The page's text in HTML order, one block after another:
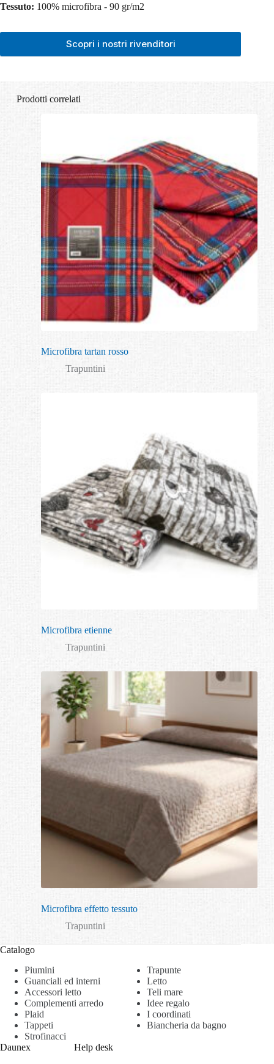
Tessuto: 100% microfibra - 90 gr/m2
Scopri i nostri rivenditori
Prodotti correlati
Microfibra tartan rosso
Trapuntini
Microfibra etienne
Trapuntini
Microfibra effetto tessuto
Trapuntini
Catalogo
Piumini
Trapunte
Guanciali ed interni
Letto
Accessori letto
Teli mare
Complementi arredo
Idee regalo
Plaid
I coordinati
Tappeti
Biancheria da bagno
Strofinacci
Daunex
Help desk